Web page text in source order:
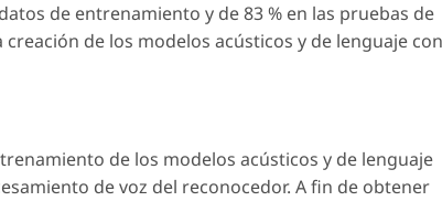
de entrenamiento y de 83 % en las pruebas de
de los modelos acústicos y de lenguaje con
de los modelos acústicos y de lenguaje
de voz del reconocedor. A fin de obtener